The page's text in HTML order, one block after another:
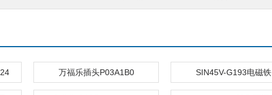
万福乐插头P03A1B0 SIN45V-G193电磁铁